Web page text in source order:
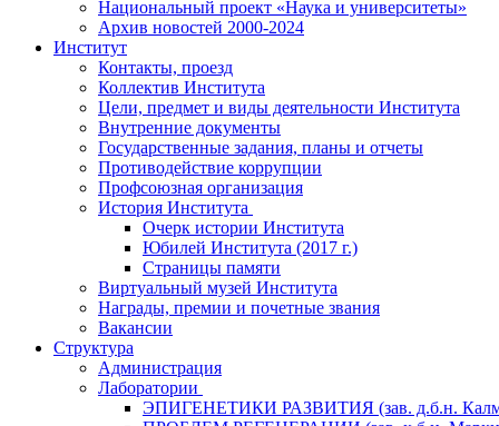
Национальный проект «Наука и университеты»
Архив новостей 2000-2024
Институт
Контакты, проезд
Коллектив Института
Цели, предмет и виды деятельности Института
Внутренние документы
Государственные задания, планы и отчеты
Противодействие коррупции
Профсоюзная организация
История Института
Очерк истории Института
Юбилей Института (2017 г.)
Страницы памяти
Виртуальный музей Института
Награды, премии и почетные звания
Вакансии
Структура
Администрация
Лаборатории
ЭПИГЕНЕТИКИ РАЗВИТИЯ (зав. д.б.н.